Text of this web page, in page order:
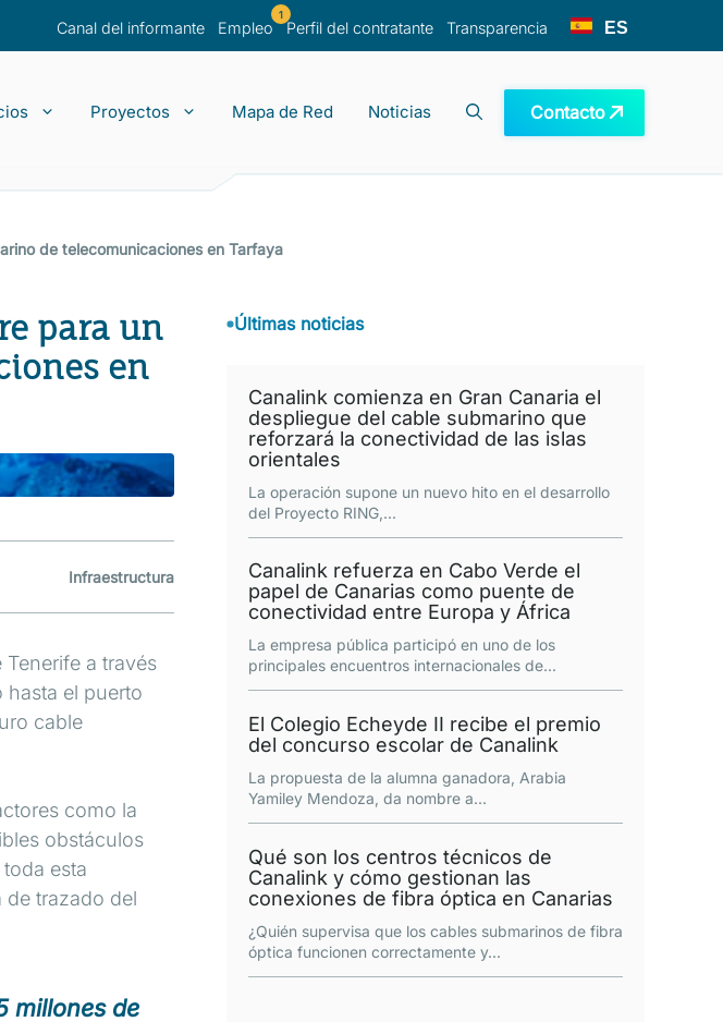
Canal del informante
1
Empleo Perfil del contratante Transparencia ES
Preguntas frecuentes
Llave en mano
Proyectos
Proyectos de investigación
Mapa de Red Noticias Contacto
de telecomunicaciones en Tarfaya
para un
en
Infraestructura
a través
hasta el puerto
cable
como la
obstáculos
esta
de trazado del
millones de
Últimas noticias
Canalink comienza en Gran Canaria el
despliegue del cable submarino que
reforzará la conectividad de las islas
orientales
La operación supone un nuevo hito en el desarrollo
del Proyecto RING, ...
Canalink refuerza en Cabo Verde el
papel de Canarias como puente de
conectividad entre Europa y África
La empresa pública participó en uno de los
principales encuentros internacionales de...
El Colegio Echeyde II recibe el premio
del concurso escolar de Canalink
La propuesta de la alumna ganadora, Arabia
Yamiley Mendoza, da nombre a...
Qué son los centros técnicos de
Canalink y cómo gestionan las
conexiones de fibra óptica en Canarias
¿Quién supervisa que los cables submarinos de fibra
óptica funcionen correctamente y...